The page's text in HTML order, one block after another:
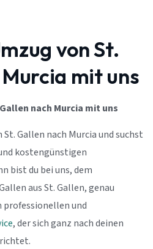
von St.
mit uns
nach Murcia mit uns
Gallen nach Murcia und suchst
kostengünstigen
bist du bei uns, dem
aus St. Gallen, genau
und
, der sich ganz nach deinen